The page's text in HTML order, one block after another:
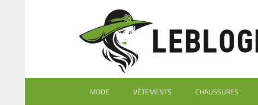
MODE VÊTEMENTS CHAUSSURES